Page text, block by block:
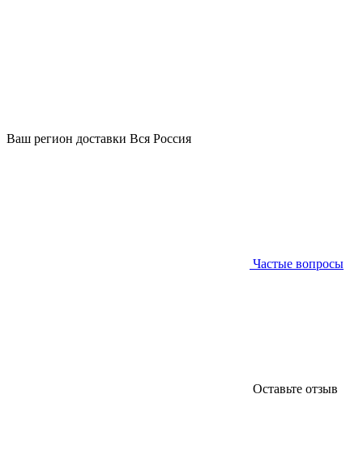
Ваш регион доставки Вся Россия
Частые вопросы
Оставьте отзыв